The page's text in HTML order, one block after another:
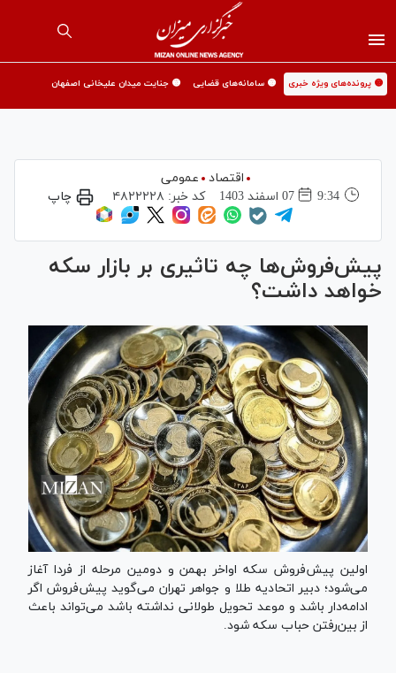
🟡 پرونده‌های ویژه خبری 🟡 سامانه‌های قضایی 🟡 جنایت میدان علیخانی اصفهان
اقتصاد
عمومی
9:34
07 اسفند 1403 کد خبر: ۴۸۲۲۲۲۸ چاپ
پیش‌فروش‌ها چه تاثیری بر بازار سکه
خواهد داشت؟
اولین پیش‌فروش سکه اواخر بهمن و دومین مرحله از فردا آغاز
می‌شود؛ دبیر اتحادیه طلا و جواهر تهران می‌گوید پیش‌فروش اگر
ادامه‌دار باشد و موعد تحویل طولانی نداشته باشد می‌تواند باعث
از بین‌رفتن حباب سکه شود.